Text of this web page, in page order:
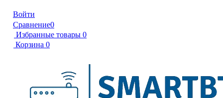
Войти
Сравнение0
Избранные товары 0
Корзина 0